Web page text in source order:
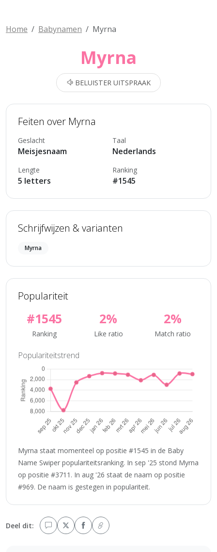
Home Babynamen Myrna
Myrna
BELUISTER UITSPRAAK
Feiten over Myrna
Geslacht
Meisjesnaam
Taal
Nederlands
Lengte
5 letters
Ranking
#1545
Schrijfwijzen & varianten
Myrna
Populariteit
#1545
Ranking
2%
Like ratio
2%
Match ratio
Populariteitstrend
Myrna staat momenteel op positie #1545 in de Baby
Name Swiper populariteitsranking. In sep '25 stond Myrna
op positie #3711. In aug '26 staat de naam op positie
#969. De naam is gestegen in populariteit.
Deel dit: